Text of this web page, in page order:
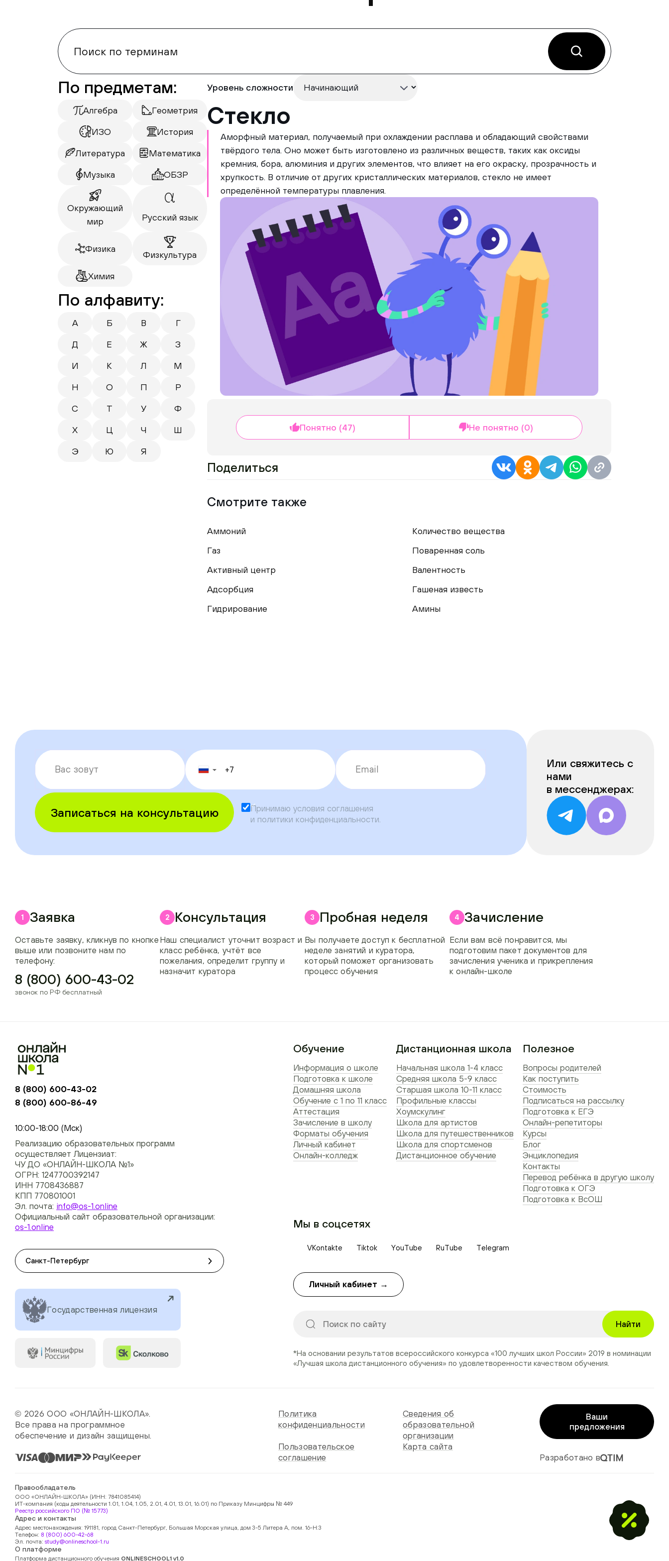
По предметам:
Алгебра Геометрия
ИЗО История
Литература Математика
Музыка ОБЗР
Окружающий
мир
Русский язык
Физика
Физкультура
Химия
По алфавиту:
А Б В Г
Д Е Ж З
И К Л М
Н О П Р
С Т У Ф
Х Ц Ч Ш
Э Ю Я
Уровень сложности
Стекло
Аморфный материал, получаемый при охлаждении расплава и обладающий свойствами
твёрдого тела. Оно может быть изготовлено из различных веществ, таких как оксиды
кремния, бора, алюминия и других элементов, что влияет на его окраску, прозрачность и
хрупкость. В отличие от других кристаллических материалов, стекло не имеет
определённой температуры плавления.
Понятно (47) Не понятно (0)
Поделиться
Смотрите также
Аммоний
Количество вещества
Газ
Поваренная соль
Активный центр
Валентность
Адсорбция
Гашеная известь
Гидрирование
Амины
▼
Записаться на консультацию Принимаю условия соглашения
и политики конфиденциальности
Или свяжитесь с
нами
в мессенджерах:
1 Заявка
Оставьте заявку, кликнув по кнопке
выше или позвоните нам по
телефону:
8 (800) 600-43-02
звонок по РФ бесплатный
2 Консультация
Наш специалист уточнит возраст и
класс ребёнка, учтёт все
пожелания, определит группу и
назначит куратора
3 Пробная неделя
Вы получаете доступ к бесплатной
неделе занятий и куратора,
который поможет организовать
процесс обучения
4 Зачисление
Если вам всё понравится, мы
подготовим пакет документов для
зачисления ученика и прикрепления
к онлайн-школе
8 (800) 600-43-02
8 (800) 600-86-49
10:00-18:00 (Мск)
Реализацию образовательных программ
осуществляет Лицензиат:
ЧУ ДО «ОНЛАЙН-ШКОЛА №1»
ОГРН: 1247700392147
ИНН 7708436887
КПП 770801001
Эл. почта: info@os-1.online
Официальный сайт образовательной организации:
os-1.online
Санкт-Петербург
Государственная лицензия
Обучение
Информация о школе
Подготовка к школе
Домашняя школа
Обучение с 1 по 11 класс
Аттестация
Зачисление в школу
Форматы обучения
Личный кабинет
Онлайн-колледж
Полезное
Вопросы родителей
Как поступить
Стоимость
Подписаться на рассылку
Подготовка к ЕГЭ
Онлайн-репетиторы
Курсы
Блог
Энциклопедия
Контакты
Перевод ребёнка в другую школу
Подготовка к ОГЭ
Подготовка к ВсОШ
Дистанционная школа
Начальная школа 1-4 класс
Средняя школа 5-9 класс
Старшая школа 10-11 класс
Профильные классы
Хоумскулинг
Школа для артистов
Школа для путешественников
Школа для спортсменов
Дистанционное обучение
Мы в соцсетях
VKontakte Tiktok YouTube RuTube Telegram
Личный кабинет →
Найти
*На основании результатов всероссийского конкурса «100 лучших школ России» 2019 в номинации
«Лучшая школа дистанционного обучения» по удовлетворенности качеством обучения.
© 2026 ООО «ОНЛАЙН-ШКОЛА».
Все права на программное
обеспечение и дизайн защищены.
Политика
конфиденциальности
Сведения об
образовательной
организации
Пользовательское
соглашение
Карта сайта
Ваши
предложения
Разработано в
Правообладатель
ООО «ОНЛАЙН-ШКОЛА» (ИНН: 7841085414)
ИТ-компания (коды деятельности 1.01, 1.04, 1.05, 2.01, 4.01, 13.01, 16.01) по Приказу Минцифры № 449
Реестр российского ПО (№ 15773)
Адрес и контакты
Адрес местонахождения: 191181, город Санкт-Петербург, Большая Морская улица, дом 3-5 Литера А, пом. 16-Н:3
Телефон: 8 (800) 600-42-68
Эл. почта: study@onlineschool-1.ru
О платформе
Платформа дистанционного обучения ONLINESCHOOL1 v1.0